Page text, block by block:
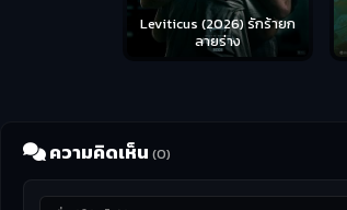
Leviticus (2026) รักร้ายก
ลายร่าง
ความคิดเห็น (0)